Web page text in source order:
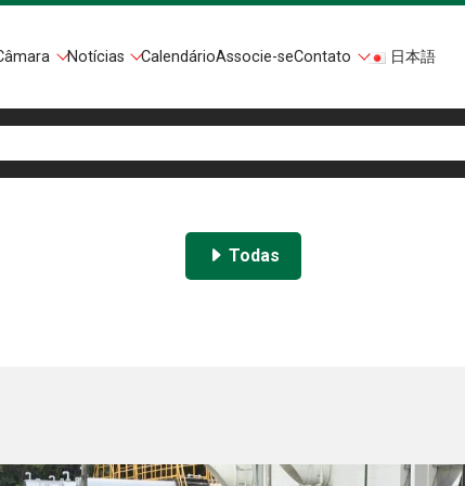
Notícias CalendárioAssocie-seContato 日本語
Todas